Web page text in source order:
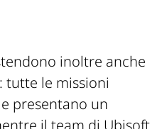
inoltre anche
tutte le missioni
presentano un
il team di Ubisoft